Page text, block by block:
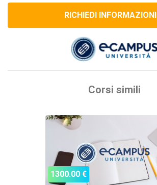
RICHIEDI INFORMAZIONI
Corsi simili
1300.00 €